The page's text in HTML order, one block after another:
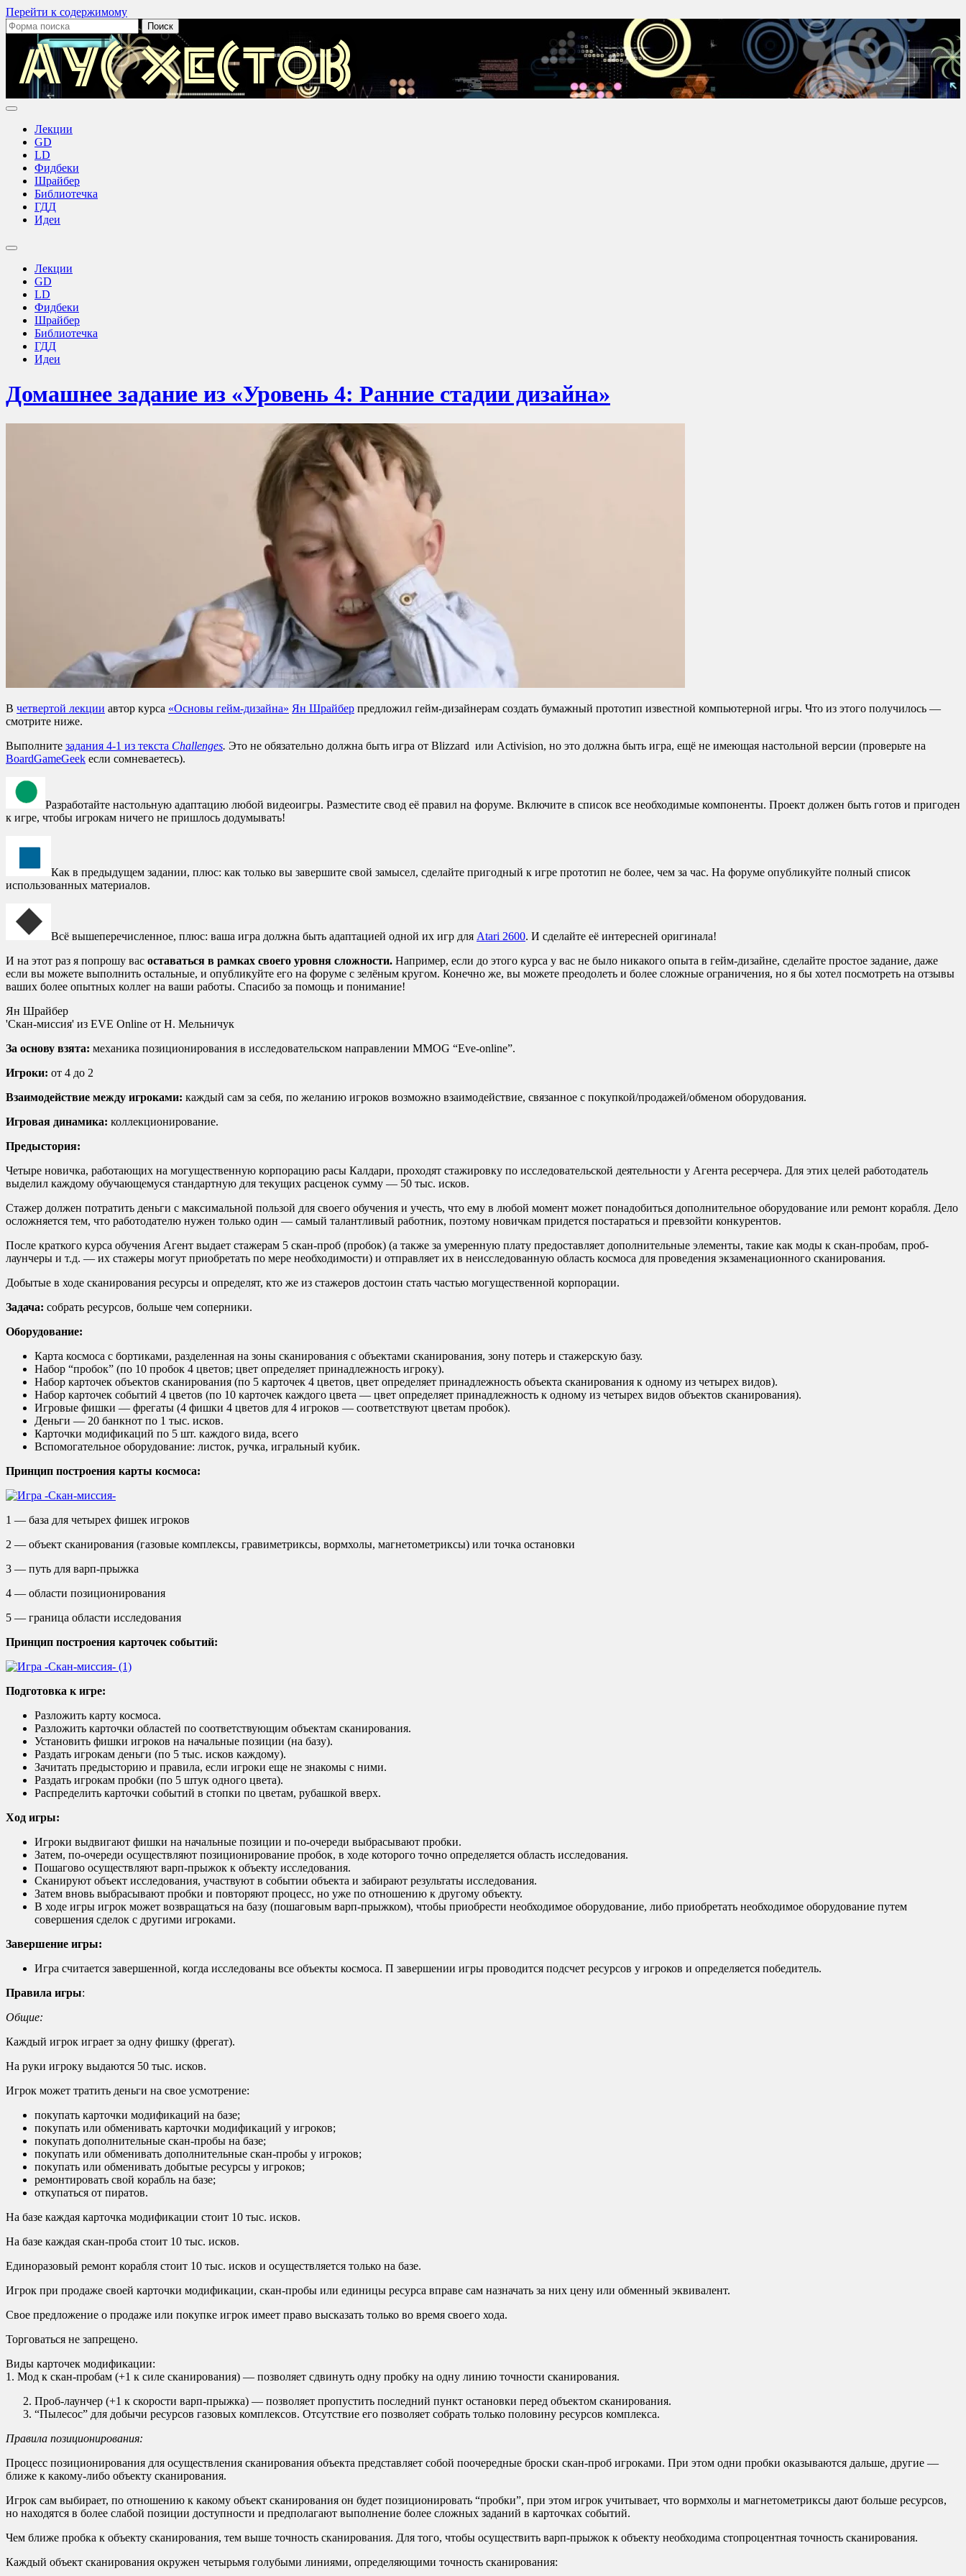
Перейти к содержимому
Поиск:
Лекции
GD
LD
Фидбеки
Шрайбер
Библиотечка
ГДД
Идеи
Переключить
поискаЛекции
GD
LD
Фидбеки
Шрайбер
Библиотечка
ГДД
Идеи
Домашнее задание из «Уровень 4: Ранние стадии дизайна»
В четвертой лекции автор курса «Основы гейм-дизайна» Ян Шрайбер предложил гейм-дизайнерам создать бумажный прототип известной компьютерной игры. Что из этого получилось —
смотрите ниже.
Выполните задания 4-1 из текста Challenges. Это не обязательно должна быть игра от Blizzard или Activision, но это должна быть игра, ещё не имеющая настольной версии (проверьте на
BoardGameGeek если сомневаетесь).
Разработайте настольную адаптацию любой видеоигры. Разместите свод её правил на форуме. Включите в список все необходимые компоненты. Проект должен быть готов и пригоден
к игре, чтобы игрокам ничего не пришлось додумывать!
Как в предыдущем задании, плюс: как только вы завершите свой замысел, сделайте пригодный к игре прототип не более, чем за час. На форуме опубликуйте полный список
использованных материалов.
Всё вышеперечисленное, плюс: ваша игра должна быть адаптацией одной их игр для Atari 2600. И сделайте её интересней оригинала!
И на этот раз я попрошу вас оставаться в рамках своего уровня сложности. Например, если до этого курса у вас не было никакого опыта в гейм-дизайне, сделайте простое задание, даже
если вы можете выполнить остальные, и опубликуйте его на форуме с зелёным кругом. Конечно же, вы можете преодолеть и более сложные ограничения, но я бы хотел посмотреть на отзывы
ваших более опытных коллег на ваши работы. Спасибо за помощь и понимание!
Ян Шрайбер
'Скан-миссия' из EVE Online от Н. Мельничук
За основу взята: механика позиционирования в исследовательском направлении ММОG “Eve-online”.
Игроки: от 4 до 2
Взаимодействие между игроками: каждый сам за себя, по желанию игроков возможно взаимодействие, связанное с покупкой/продажей/обменом оборудования.
Игровая динамика: коллекционирование.
Предыстория:
Четыре новичка, работающих на могущественную корпорацию расы Калдари, проходят стажировку по исследовательской деятельности у Агента ресерчера. Для этих целей работодатель
выделил каждому обучающемуся стандартную для текущих расценок сумму — 50 тыс. исков.
Стажер должен потратить деньги с максимальной пользой для своего обучения и учесть, что ему в любой момент может понадобиться дополнительное оборудование или ремонт корабля. Дело
осложняется тем, что работодателю нужен только один — самый талантливый работник, поэтому новичкам придется постараться и превзойти конкурентов.
После краткого курса обучения Агент выдает стажерам 5 скан-проб (пробок) (а также за умеренную плату предоставляет дополнительные элементы, такие как моды к скан-пробам, проб-
лаунчеры и т.д. — их стажеры могут приобретать по мере необходимости) и отправляет их в неисследованную область космоса для проведения экзаменационного сканирования.
Добытые в ходе сканирования ресурсы и определят, кто же из стажеров достоин стать частью могущественной корпорации.
Задача: собрать ресурсов, больше чем соперники.
Оборудование:
Карта космоса с бортиками, разделенная на зоны сканирования с объектами сканирования, зону потерь и стажерскую базу.
Набор “пробок” (по 10 пробок 4 цветов; цвет определяет принадлежность игроку).
Набор карточек объектов сканирования (по 5 карточек 4 цветов, цвет определяет принадлежность объекта сканирования к одному из четырех видов).
Набор карточек событий 4 цветов (по 10 карточек каждого цвета — цвет определяет принадлежность к одному из четырех видов объектов сканирования).
Игровые фишки — фрегаты (4 фишки 4 цветов для 4 игроков — соответствуют цветам пробок).
Деньги — 20 банкнот по 1 тыс. исков.
Карточки модификаций по 5 шт. каждого вида, всего
Вспомогательное оборудование: листок, ручка, игральный кубик.
Принцип построения карты космоса:
1 — база для четырех фишек игроков
2 — объект сканирования (газовые комплексы, гравиметриксы, вормхолы, магнетометриксы) или точка остановки
3 — путь для варп-прыжка
4 — области позиционирования
5 — граница области исследования
Принцип построения карточек событий:
Подготовка к игре:
Разложить карту космоса.
Разложить карточки областей по соответствующим объектам сканирования.
Установить фишки игроков на начальные позиции (на базу).
Раздать игрокам деньги (по 5 тыс. исков каждому).
Зачитать предысторию и правила, если игроки еще не знакомы с ними.
Раздать игрокам пробки (по 5 штук одного цвета).
Распределить карточки событий в стопки по цветам, рубашкой вверх.
Ход игры:
Игроки выдвигают фишки на начальные позиции и по-очереди выбрасывают пробки.
Затем, по-очереди осуществляют позиционирование пробок, в ходе которого точно определяется область исследования.
Пошагово осуществляют варп-прыжок к объекту исследования.
Сканируют объект исследования, участвуют в событии объекта и забирают результаты исследования.
Затем вновь выбрасывают пробки и повторяют процесс, но уже по отношению к другому объекту.
В ходе игры игрок может возвращаться на базу (пошаговым варп-прыжком), чтобы приобрести необходимое оборудование, либо приобретать необходимое оборудование путем
совершения сделок с другими игроками.
Завершение игры:
Игра считается завершенной, когда исследованы все объекты космоса. П завершении игры проводится подсчет ресурсов у игроков и определяется победитель.
Правила игры:
Общие:
Каждый игрок играет за одну фишку (фрегат).
На руки игроку выдаются 50 тыс. исков.
Игрок может тратить деньги на свое усмотрение:
покупать карточки модификаций на базе;
покупать или обменивать карточки модификаций у игроков;
покупать дополнительные скан-пробы на базе;
покупать или обменивать дополнительные скан-пробы у игроков;
покупать или обменивать добытые ресурсы у игроков;
ремонтировать свой корабль на базе;
откупаться от пиратов.
На базе каждая карточка модификации стоит 10 тыс. исков.
На базе каждая скан-проба стоит 10 тыс. исков.
Единоразовый ремонт корабля стоит 10 тыс. исков и осуществляется только на базе.
Игрок при продаже своей карточки модификации, скан-пробы или единицы ресурса вправе сам назначать за них цену или обменный эквивалент.
Свое предложение о продаже или покупке игрок имеет право высказать только во время своего хода.
Торговаться не запрещено.
Виды карточек модификации:
1. Мод к скан-пробам (+1 к силе сканирования) — позволяет сдвинуть одну пробку на одну линию точности сканирования.
Проб-лаунчер (+1 к скорости варп-прыжка) — позволяет пропустить последний пункт остановки перед объектом сканирования.
“Пылесос” для добычи ресурсов газовых комплексов. Отсутствие его позволяет собрать только половину ресурсов комплекса.
Правила позиционирования:
Процесс позиционирования для осуществления сканирования объекта представляет собой поочередные броски скан-проб игроками. При этом одни пробки оказываются дальше, другие —
ближе к какому-либо объекту сканирования.
Игрок сам выбирает, по отношению к какому объект сканирования он будет позиционировать “пробки”, при этом игрок учитывает, что вормхолы и магнетометриксы дают больше ресурсов,
но находятся в более слабой позиции доступности и предполагают выполнение более сложных заданий в карточках событий.
Чем ближе пробка к объекту сканирования, тем выше точность сканирования. Для того, чтобы осуществить варп-прыжок к объекту необходима стопроцентная точность сканирования.
Каждый объект сканирования окружен четырьмя голубыми линиями, определяющими точность сканирования: